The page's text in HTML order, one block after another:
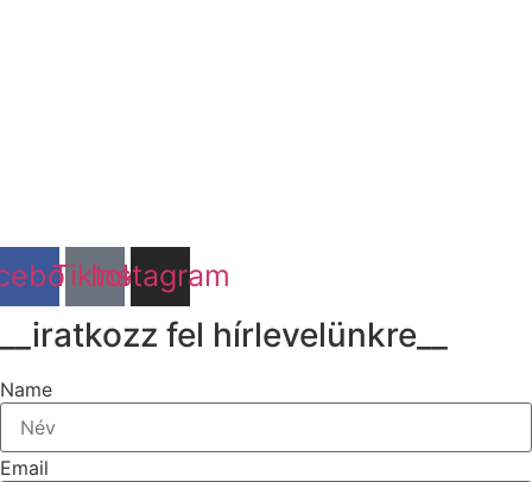
Tiktok
Instagram
__iratkozz fel hírlevelünkre__
Name
Email